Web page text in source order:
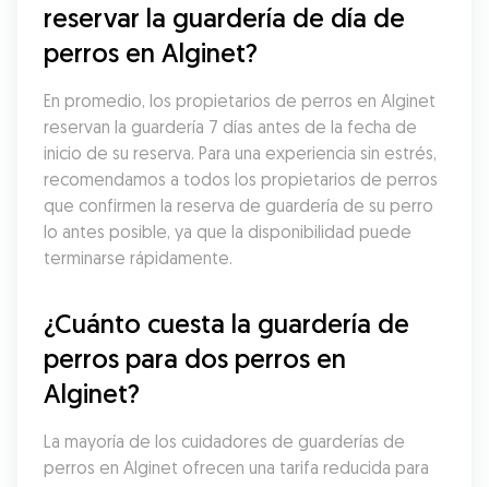
reservar la guardería de día de
perros en Alginet?
En promedio, los propietarios de perros en Alginet
reservan la guardería 7 días antes de la fecha de
inicio de su reserva. Para una experiencia sin estrés,
recomendamos a todos los propietarios de perros
que confirmen la reserva de guardería de su perro
lo antes posible, ya que la disponibilidad puede
terminarse rápidamente.
¿Cuánto cuesta la guardería de
perros para dos perros en
Alginet?
La mayoría de los cuidadores de guarderías de
perros en Alginet ofrecen una tarifa reducida para